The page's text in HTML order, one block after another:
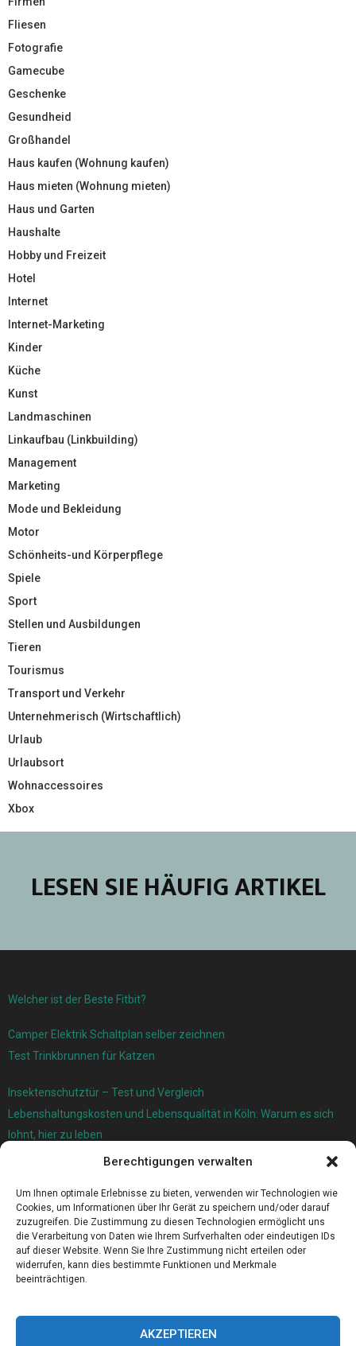
Berechtigungen verwalten
Um Ihnen optimale Erlebnisse zu bieten, verwenden wir Technologien wie
Cookies, um Informationen über Ihr Gerät zu speichern und/oder darauf
zuzugreifen. Die Zustimmung zu diesen Technologien ermöglicht uns
die Verarbeitung von Daten wie Ihrem Surfverhalten oder eindeutigen IDs
auf dieser Website. Wenn Sie Ihre Zustimmung nicht erteilen oder
widerrufen, kann dies bestimmte Funktionen und Merkmale
beeinträchtigen.
AKZEPTIEREN
Fliesen
Fotografie
Gamecube
Geschenke
Gesundheid
Großhandel
Haus kaufen (Wohnung kaufen)
Haus mieten (Wohnung mieten)
Haus und Garten
Haushalte
Hobby und Freizeit
Hotel
Internet
Internet-Marketing
Kinder
Küche
Kunst
Landmaschinen
Linkaufbau (Linkbuilding)
Management
Marketing
Mode und Bekleidung
Motor
Schönheits-und Körperpflege
Spiele
Sport
Stellen und Ausbildungen
Tieren
Tourismus
Transport und Verkehr
Unternehmerisch (Wirtschaftlich)
Urlaub
Urlaubsort
Wohnaccessoires
Xbox
LESEN SIE HÄUFIG ARTIKEL
Welcher ist der Beste Fitbit?
Camper Elektrik Schaltplan selber zeichnen
Test Trinkbrunnen für Katzen
Insektenschutztür – Test und Vergleich
Lebenshaltungskosten und Lebensqualität in Köln: Warum es sich
lohnt, hier zu leben
Ersatzfedern für Ihr Trampolin
Holländischer Stoffmarkt in Ihrer Nähe